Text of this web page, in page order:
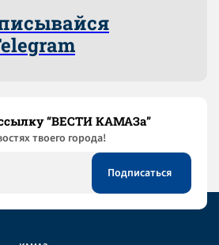
“ВЕСТИ КАМАЗа”
твоего города!